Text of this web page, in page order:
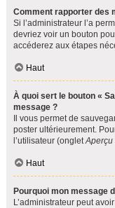
Comment rapporter des
Si l’administrateur l’a
devriez voir un bouton
accéderez aux étapes
Haut
À quoi sert le bouton «
message ?
Il vous permet de
poster ultérieurement.
l’utilisateur (ongletAperçu
Haut
Pourquoi mon message
L’administrateur peut